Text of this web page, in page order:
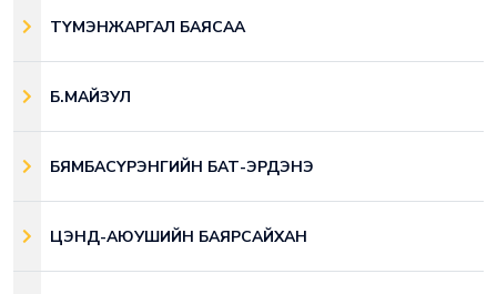
ТҮМЭНЖАРГАЛ БАЯСАА
Б.МАЙЗУЛ
БЯМБАСҮРЭНГИЙН БАТ-ЭРДЭНЭ
ЦЭНД-АЮУШИЙН БАЯРСАЙХАН